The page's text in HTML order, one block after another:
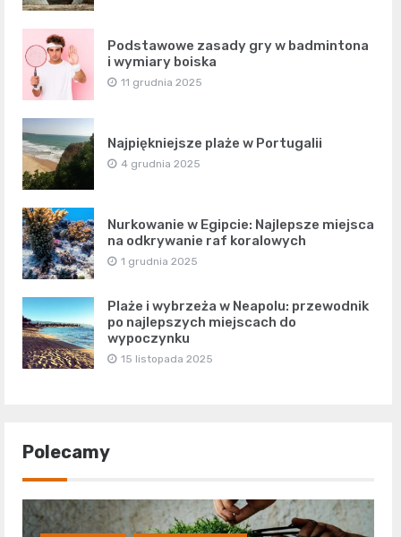
Podstawowe zasady gry w badmintona
i wymiary boiska
11 grudnia 2025
Najpiękniejsze plaże w Portugalii
4 grudnia 2025
Nurkowanie w Egipcie: Najlepsze miejsca
na odkrywanie raf koralowych
1 grudnia 2025
Plaże i wybrzeża w Neapolu: przewodnik
po najlepszych miejscach do
wypoczynku
15 listopada 2025
Polecamy